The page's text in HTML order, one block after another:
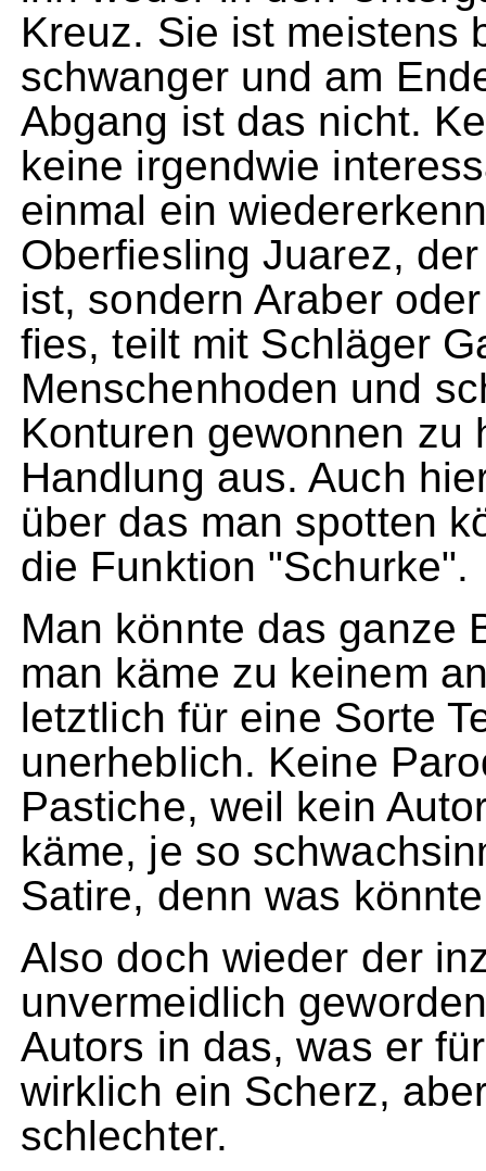
Kreuz. Sie ist meistens
schwanger und am
Abgang ist das nicht.
keine irgendwie
einmal ein
Oberfiesling Juarez,
ist, sondern Araber
fies, teilt mit Schläger
Menschenhoden und
Konturen gewonnen zu
Handlung aus. Auch
über das man spotten
die Funktion "Schurke".
Man könnte das ganze
man käme zu keinem
letztlich für eine Sorte
unerheblich. Keine
Pastiche, weil kein
käme, je so
Satire, denn was
Also doch wieder der
unvermeidlich
Autors in das, was er
wirklich ein Scherz,
schlechter.